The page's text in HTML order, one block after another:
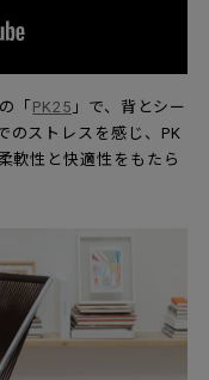
「 PK25 」で、背とシー
のストレスを感じ、PK
軟性と快適性をもたら